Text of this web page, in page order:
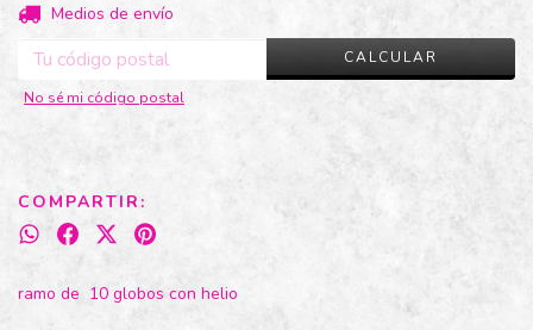
Entregas para el CP:
Medios de envío
CALCULAR
No sé mi código postal
COMPARTIR:
ramo de 10 globos con helio